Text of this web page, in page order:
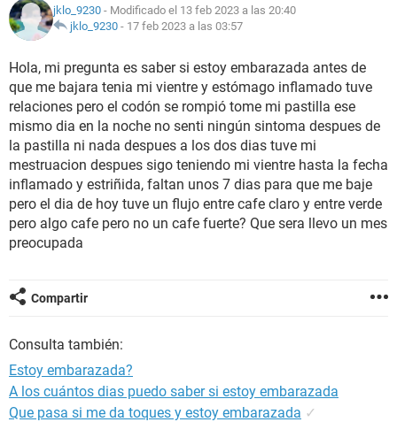
NUTRICIÓN
BIENESTAR
SEXUALIDAD
GLOSARIO
jklo_9230 - Modificado el 13 feb 2023 a las 20:40
jklo_9230 - 17 feb 2023 a las 03:57
Hola, mi pregunta es saber si estoy embarazada antes de
que me bajara tenia mi vientre y estómago inflamado tuve
relaciones pero el codón se rompió tome mi pastilla ese
mismo dia en la noche no senti ningún sintoma despues de
la pastilla ni nada despues a los dos dias tuve mi
mestruacion despues sigo teniendo mi vientre hasta la fecha
inflamado y estriñida, faltan unos 7 dias para que me baje
pero el dia de hoy tuve un flujo entre cafe claro y entre verde
pero algo cafe pero no un cafe fuerte? Que sera llevo un mes
preocupada
Compartir
Consulta también:
Estoy embarazada?
A los cuántos dias puedo saber si estoy embarazada
Que pasa si me da toques y estoy embarazada ✓